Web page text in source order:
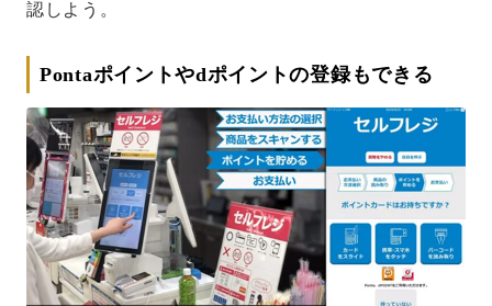
認しよう。
Pontaポイントやdポイントの登録もできる